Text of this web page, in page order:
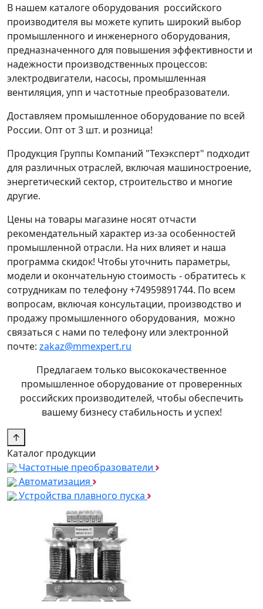
В нашем каталоге оборудования российского
производителя вы можете купить широкий выбор
промышленного и инженерного оборудования,
предназначенного для повышения эффективности и
надежности производственных процессов:
электродвигатели, насосы, промышленная
вентиляция, упп и частотные преобразователи.
Доставляем промышленное оборудование по всей
России. Опт от 3 шт. и розница!
Продукция Группы Компаний "Техэксперт" подходит
для различных отраслей, включая машиностроение,
энергетический сектор, строительство и многие
другие.
Цены на товары магазине носят отчасти
рекомендательный характер из-за особенностей
промышленной отрасли. На них влияет и наша
программа скидок! Чтобы уточнить параметры,
модели и окончательную стоимость - обратитесь к
сотрудникам по телефону +74959891744. По всем
вопросам, включая консультации, производство и
продажу промышленного оборудования, можно
связаться с нами по телефону или электронной
почте: zakaz@mmexpert.ru
Предлагаем только высококачественное
промышленное оборудование от проверенных
российских производителей, чтобы обеспечить
вашему бизнесу стабильность и успех!
↑
Каталог продукции
Частотные преобразователи
Автоматизация
Устройства плавного пуска